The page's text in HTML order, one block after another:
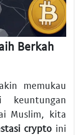
Berkah
memukau
Muslim, kita
cryptoini